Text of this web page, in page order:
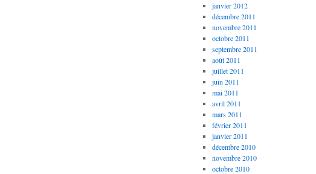
janvier 2012
décembre 2011
novembre 2011
octobre 2011
septembre 2011
août 2011
juillet 2011
juin 2011
mai 2011
avril 2011
mars 2011
février 2011
janvier 2011
décembre 2010
novembre 2010
octobre 2010